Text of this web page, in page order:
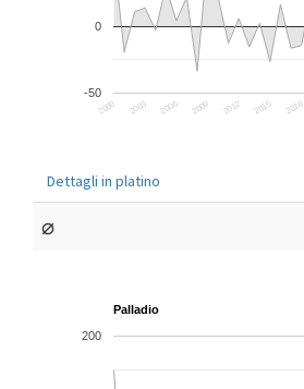
2000 2003 2006 2009 2012 2015 2018
-50
0
Dettagli in platino
⌀
Palladio
200